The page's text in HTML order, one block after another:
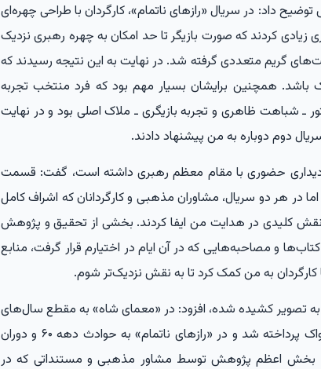
داد: در سریال «رازهای ناتمام»، کارگردان با طراحی چهره‌ای
زیادی کردند که صورت بازیگر تا حد امکان به چهره رهبری نزدیک
گریم متعددی گرفته شد. در نهایت به این نتیجه رسیدند که
باشد. همچنین برایشان بسیار مهم بود که فرد منتخب تجربه
ـ شباهت ظاهری و تجربه بازیگری ـ ملاک اصلی بود و در نهایت
دوم دوباره به من پیشنهاد دادند.
دیداری حضوری با مقام معظم رهبری داشته است، گفت: قسمت
در هر دو سریال، مشاوران مذهبی و کارگردانان که اشراف کامل
نقش کلیدی در هدایت من ایفا کردند. بخشی از تحقیق و پژوهش
و مصاحبه‌هایی که در آن ایام در اختیارم قرار گرفت، منابع
به من کمک کرد تا به نقش نزدیک‌تر شوم.
به تصویر کشیده شده، افزود: در «معمای شاه» به مقطع سال‌های
۵۶ و ۵۷ و دوران زندان رهبری در ساواک پرداخته شد و در «رازهای ناتمام» به حوادث دهه ۶۰ و دوران
بخش اعظم پژوهش توسط مشاور مذهبی و مستنداتی که در